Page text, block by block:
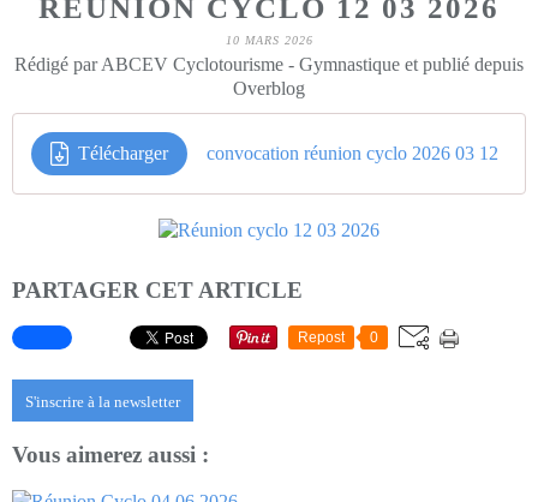
RÉUNION CYCLO 12 03 2026
10 MARS 2026
Rédigé par ABCEV Cyclotourisme - Gymnastique et publié depuis
Overblog
Télécharger convocation réunion cyclo 2026 03 12
PARTAGER CET ARTICLE
Repost 0
S'inscrire à la newsletter
Vous aimerez aussi :